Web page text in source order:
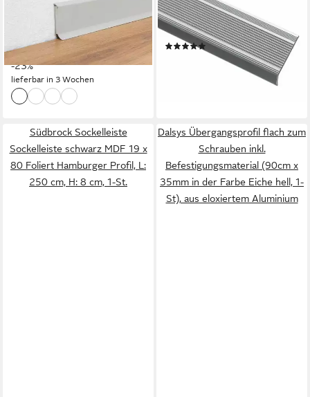
6,99 €
UVP 9,12 €
-23%
lieferbar in 3 Wochen
verschiedene Farben &
Größen
(3)
lieferbar - in 4-5 Werktagen bei dir
Südbrock Sockelleiste
Sockelleiste schwarz MDF 19 x
80 Foliert Hamburger Profil, L:
250 cm, H: 8 cm, 1-St.
Dalsys Übergangsprofil flach zum
Schrauben inkl.
Befestigungsmaterial (90cm x
35mm in der Farbe Eiche hell, 1-
St), aus eloxiertem Aluminium